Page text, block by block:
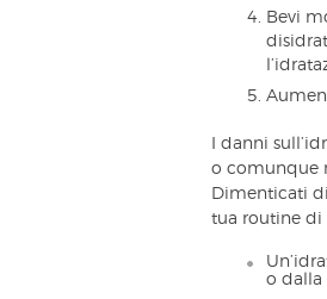
Bevi
I danni
o comunque
Dimenticati
tua routine di
o dalla